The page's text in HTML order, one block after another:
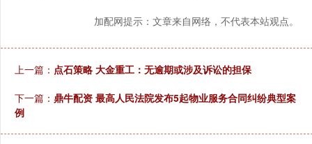
加配网提示：文章来自网络，不代表本站观点。
上一篇： 点石策略 大金重工：无逾期或涉及诉讼的担保
下一篇： 鼎牛配资 最高人民法院发布5起物业服务合同纠纷典型案
例